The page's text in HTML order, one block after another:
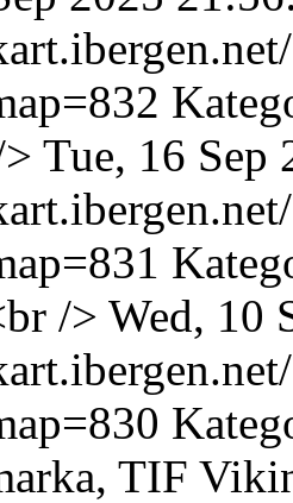
Tue, 16 Sep
/> Wed, 10
TIF